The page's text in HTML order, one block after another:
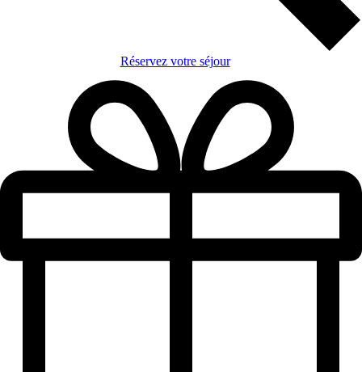
Réservez votre séjour